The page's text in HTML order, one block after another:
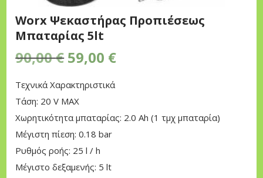
Worx Ψεκαστήρας Προπιέσεως
Μπαταρίας 5lt
90,00€ O
i
g
i
n
a
l
59,00 €Η
χ
Τεχνικά Χαρακτηριστικά
Τάση: 20 V MAX
Χωρητικότητα μπαταρίας: 2.0 Ah (1 τμχ μπαταρία)
Μέγιστη πίεση: 0.18 bar
Ρυθμός ροής: 25 l / h
Μέγιστο δεξαμενής: 5 lt